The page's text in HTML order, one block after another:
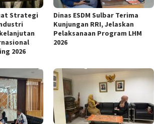
Strategi
2026
Dinas ESDM Sulbar Terima
Kunjungan RRI, Jelaskan
Pelaksanaan Program LHM
2026